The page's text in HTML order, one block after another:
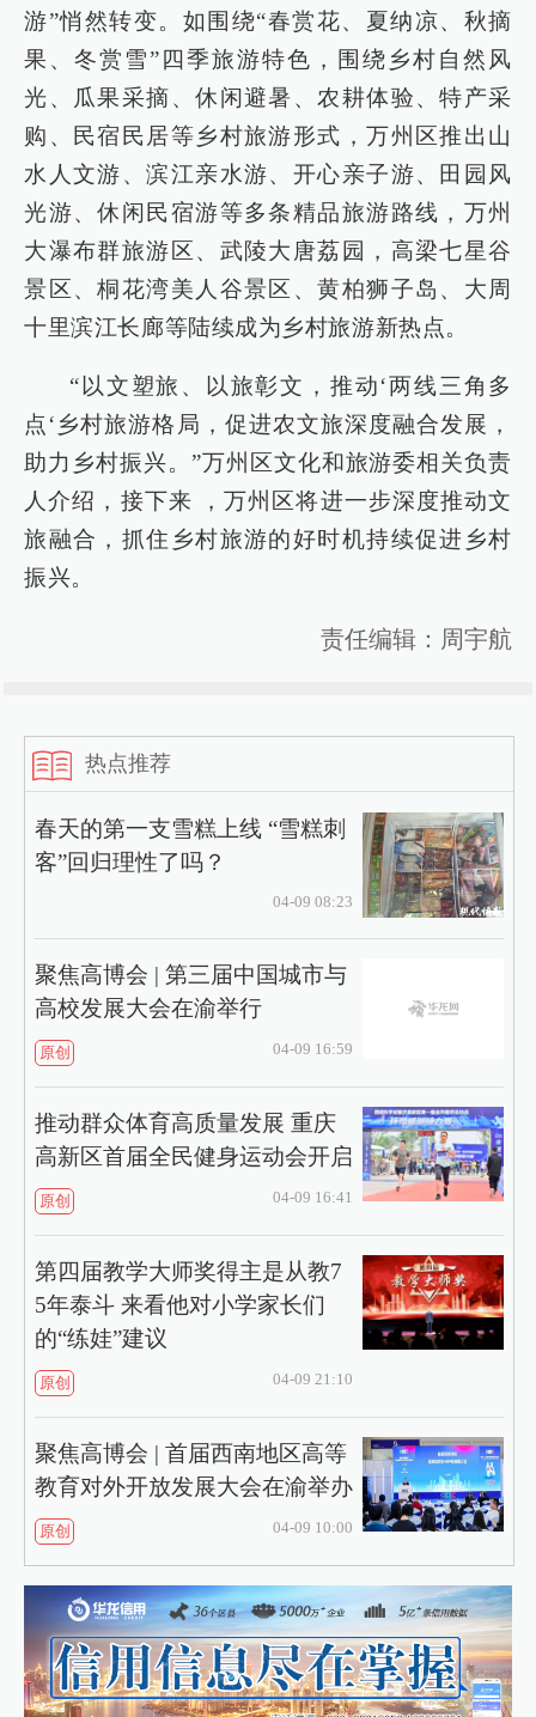
游”悄然转变。如围绕“春赏花、夏纳凉、秋摘
果、冬赏雪”四季旅游特色，围绕乡村自然风
光、瓜果采摘、休闲避暑、农耕体验、特产采
购、民宿民居等乡村旅游形式，万州区推出山
水人文游、滨江亲水游、开心亲子游、田园风
光游、休闲民宿游等多条精品旅游路线，万州
大瀑布群旅游区、武陵大唐荔园，高梁七星谷
景区、桐花湾美人谷景区、黄柏狮子岛、大周
十里滨江长廊等陆续成为乡村旅游新热点。
“以文塑旅、以旅彰文，推动‘两线三角多
点‘乡村旅游格局，促进农文旅深度融合发展，
助力乡村振兴。”万州区文化和旅游委相关负责
人介绍，接下来 ，万州区将进一步深度推动文
旅融合，抓住乡村旅游的好时机持续促进乡村
振兴。
责任编辑：周宇航
热点推荐
春天的第一支雪糕上线 “雪糕刺
客”回归理性了吗？
04-09 08:23
聚焦高博会 | 第三届中国城市与
高校发展大会在渝举行
原创 04-09 16:59
推动群众体育高质量发展 重庆
高新区首届全民健身运动会开启
原创 04-09 16:41
第四届教学大师奖得主是从教7
5年泰斗 来看他对小学家长们
的“练娃”建议
原创 04-09 21:10
聚焦高博会 | 首届西南地区高等
教育对外开放发展大会在渝举办
原创 04-09 10:00